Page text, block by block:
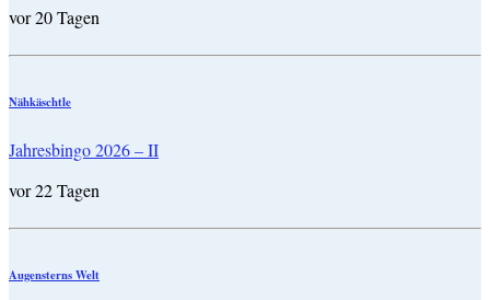
vor 20 Tagen
Nähkäschtle
Jahresbingo 2026 – II
vor 22 Tagen
Augensterns Welt